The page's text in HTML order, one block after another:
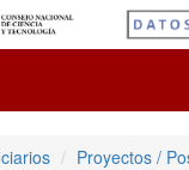
Proyectos /